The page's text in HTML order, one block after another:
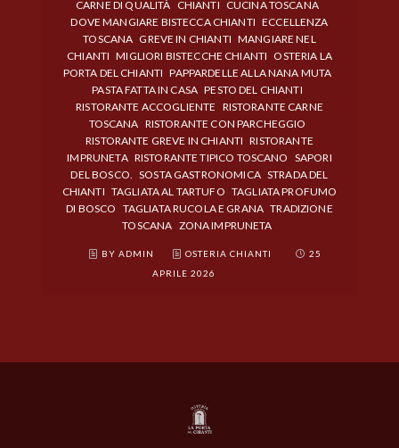
CARNE DI QUALITÀ CHIANTI CUCINA TOSCANA
DOVE MANGIARE BISTECCA CHIANTI ECCELLENZA
TOSCANA GREVE IN CHIANTI MANGIARE NEL
CHIANTI MIGLIORI BISTECCHE CHIANTI OSTERIA LA
PORTA DEL CHIANTI PAPPARDELLE ALLA NANA MUTA
PASTA FATTA IN CASA PESTO DEL CHIANTI
RISTORANTE ACCOGLIENTE RISTORANTE CARNE
TOSCANA RISTORANTE CON PARCHEGGIO
RISTORANTE GREVE IN CHIANTI RISTORANTE
IMPRUNETA RISTORANTE TIPICO TOSCANO SAPORI
DEL BOSCO.
SOSTA GASTRONOMICA STRADA DEL
CHIANTI TAGLIATA AL TARTUFO TAGLIATA PROFUMO
DI BOSCO TAGLIATA RUCOLA E GRANA TRADIZIONE
TOSCANA ZONA IMPRUNETA
BY ADMIN OSTERIA CHIANTI
25
APRILE 2026